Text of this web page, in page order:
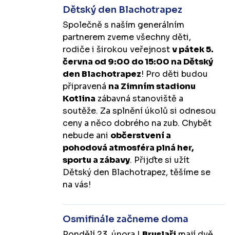
Dětský den Blachotrapez
Společně s naším generálním
partnerem zveme všechny děti,
rodiče i širokou veřejnostv pátek 5.
června od 9:00 do 15:00 na Dětský
den Blachotrapez! Pro děti budou
připravená na Zimním stadionu
Kotlina zábavná stanoviště a
soutěže. Za splnění úkolů si odnesou
ceny a něco dobrého na zub. Chybět
nebude ani občerstvení a
pohodová atmosféra plná her,
sportu a zábavy. Přijďte si užít
Dětský den Blachotrapez, těšíme se
na vás!
Osmifinále začneme doma